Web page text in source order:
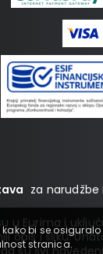
za narudžbe
u Eurima i
opis i sliku.
su svi
bi se
stranica.